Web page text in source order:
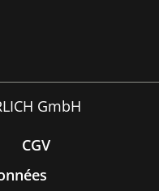
GmbH
CGV